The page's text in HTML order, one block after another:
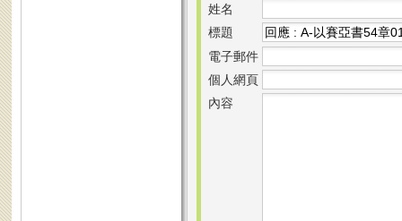
姓名
標題
電子郵件
個人網頁
內容